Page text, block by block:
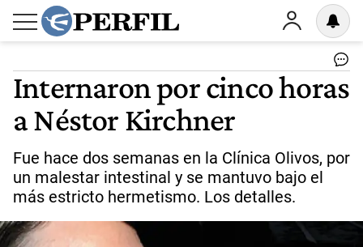
Internaron por cinco horas
a Néstor Kirchner
Fue hace dos semanas en la Clínica Olivos, por
un malestar intestinal y se mantuvo bajo el
más estricto hermetismo. Los detalles.